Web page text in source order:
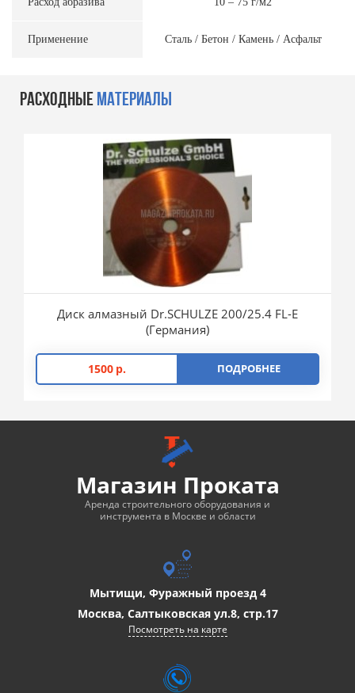
Применение Сталь / Бетон / Камень / Асфальт
РАСХОДНЫЕ МАТЕРИАЛЫ
Диск алмазный Dr.SCHULZE 200/25.4 FL-E
(Германия)
1500 р. ПОДРОБНЕЕ
Магазин Проката
Аренда строительного оборудования и
инструмента в Москве и области
Мытищи, Фуражный проезд 4
Москва, Салтыковская ул.8, стр.17
Посмотреть на карте